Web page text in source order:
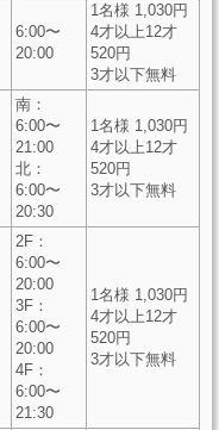
6:00〜
20:00
1名様 1,030円
4才以上12才
520円
3才以下無料
南：
6:00〜
21:00
北：
6:00〜
20:30
1名様 1,030円
4才以上12才
520円
3才以下無料
2F：
6:00〜
20:00
3F：
6:00〜
20:00
4F：
6:00〜
21:30
1名様 1,030円
4才以上12才
520円
3才以下無料